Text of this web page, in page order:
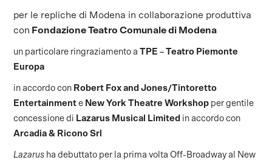
per le repliche di Modena in collaborazione produttiva
con Fondazione Teatro Comunale di Modena
un particolare ringraziamento aTPE – Teatro Piemonte
Europa
in accordo con Robert Fox and Jones/Tintoretto
Entertainment e New York Theatre Workshop per gentile
concessione di Lazarus Musical Limited in accordo con
Arcadia & Ricono Srl
Lazarus ha debuttato per la prima volta Off-Broadway al New